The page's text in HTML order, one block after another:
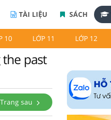
TÀI LIỆU SÁCH
10 LỚP 11 LỚP 12
the past
Trang sau